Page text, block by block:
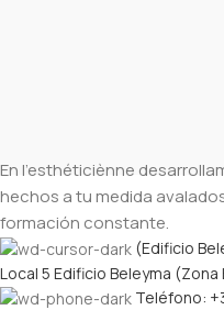
En l’esthéticiènne
hechos a tu medida
formación constante.
(Edificio
Local 5 Edificio Beleyma (Zona
Teléfono: